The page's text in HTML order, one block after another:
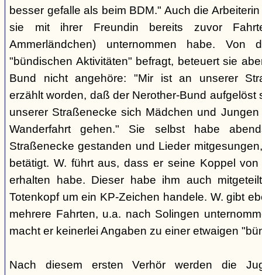
besser gefalle als beim BDM." Auch die
sie mit ihrer Freundin bereits zuvor
Ammerländchen) unternommen habe. Von
"bündischen Aktivitäten" befragt, beteuert sie
Bund nicht angehöre: "Mir ist an unserer
erzählt worden, daß der Nerother-Bund
unserer Straßenecke sich Mädchen und
Wanderfahrt gehen." Sie selbst habe
Straßenecke gestanden und Lieder
betätigt. W. führt aus, dass er seine Koppel
erhalten habe. Dieser habe ihm auch
Totenkopf um ein KP-Zeichen handele. W. gibt
mehrere Fahrten, u.a. nach Solingen
macht er keinerlei Angaben zu einer etwaigen
Nach diesem ersten Verhör werden die